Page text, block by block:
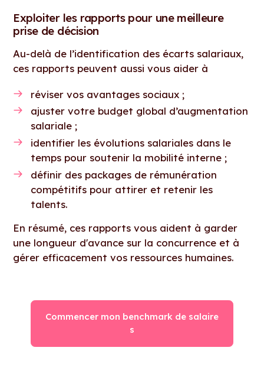
Exploiter les rapports pour une meilleure
prise de décision
Au-delà de l’identification des écarts salariaux,
ces rapports peuvent aussi vous aider à
réviser vos avantages sociaux ;
ajuster votre budget global d’augmentation
salariale ;
identifier les évolutions salariales dans le
temps pour soutenir la mobilité interne ;
définir des packages de rémunération
compétitifs pour attirer et retenir les
talents.
En résumé, ces rapports vous aident à garder
une longueur d'avance sur la concurrence et à
gérer efficacement vos ressources humaines.
Commencer mon benchmark de salaire
s